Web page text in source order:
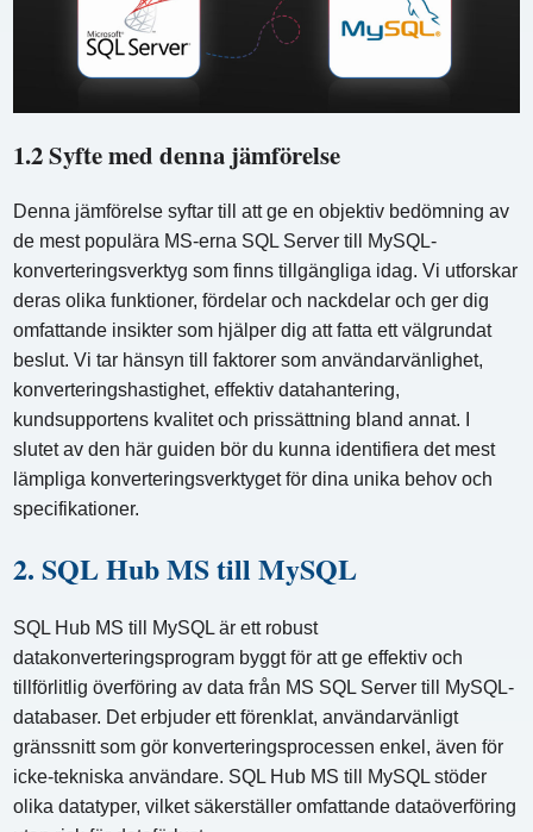
1.2 Syfte med denna jämförelse
Denna jämförelse syftar till att ge en objektiv bedömning av
de mest populära MS-erna SQL Server till MySQL-
konverteringsverktyg som finns tillgängliga idag. Vi utforskar
deras olika funktioner, fördelar och nackdelar och ger dig
omfattande insikter som hjälper dig att fatta ett välgrundat
beslut. Vi tar hänsyn till faktorer som användarvänlighet,
konverteringshastighet, effektiv datahantering,
kundsupportens kvalitet och prissättning bland annat. I
slutet av den här guiden bör du kunna identifiera det mest
lämpliga konverteringsverktyget för dina unika behov och
specifikationer.
2. SQL Hub MS till MySQL
SQL Hub MS till MySQL är ett robust
datakonverteringsprogram byggt för att ge effektiv och
tillförlitlig överföring av data från MS SQL Server till MySQL-
databaser. Det erbjuder ett förenklat, användarvänligt
gränssnitt som gör konverteringsprocessen enkel, även för
icke-tekniska användare. SQL Hub MS till MySQL stöder
olika datatyper, vilket säkerställer omfattande dataöverföring